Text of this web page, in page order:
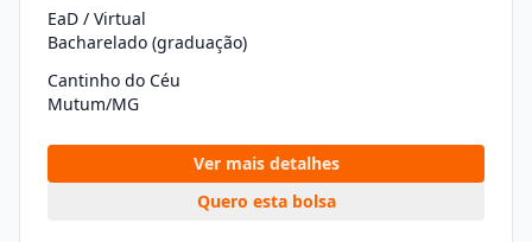
EaD / Virtual
Bacharelado (graduação)
Cantinho do Céu
Mutum/MG
Ver mais detalhes
Quero esta bolsa